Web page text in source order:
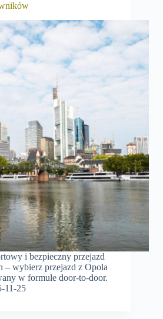
i bezpieczny przejazd
– wybierz przejazd z Opola
w formule door-to-door.
11-25